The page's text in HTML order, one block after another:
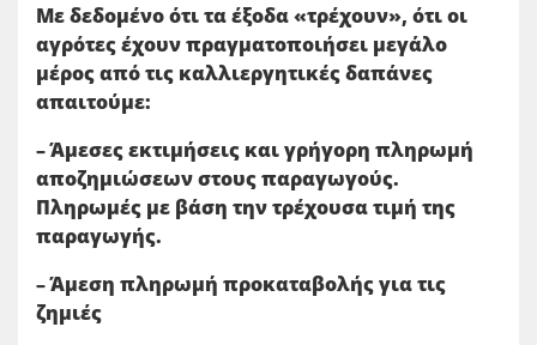
Με δεδομένο ότι τα έξοδα «τρέχουν», ότι οι
αγρότες έχουν πραγματοποιήσει μεγάλο
μέρος από τις καλλιεργητικές δαπάνες
απαιτούμε:
– Άμεσες εκτιμήσεις και γρήγορη πληρωμή
αποζημιώσεων στους παραγωγούς.
Πληρωμές με βάση την τρέχουσα τιμή της
παραγωγής.
– Άμεση πληρωμή προκαταβολής για τις
ζημιές